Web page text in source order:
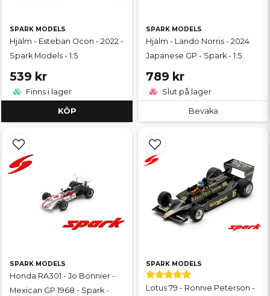
SPARK MODELS
Hjälm - Esteban Ocon - 2022 -
Spark Models - 1:5
539 kr
Finns i lager
KÖP
SPARK MODELS
Hjälm - Lando Norris - 2024
Japanese GP - Spark - 1:5
789 kr
Slut på lager
Bevaka
SPARK MODELS
Honda RA301 - Jo Bonnier -
Mexican GP 1968 - Spark -
SPARK MODELS
Lotus 79 - Ronnie Peterson -